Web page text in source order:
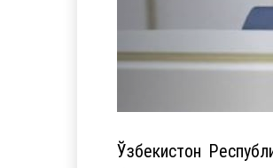
Ўзбекистон
борасида олий